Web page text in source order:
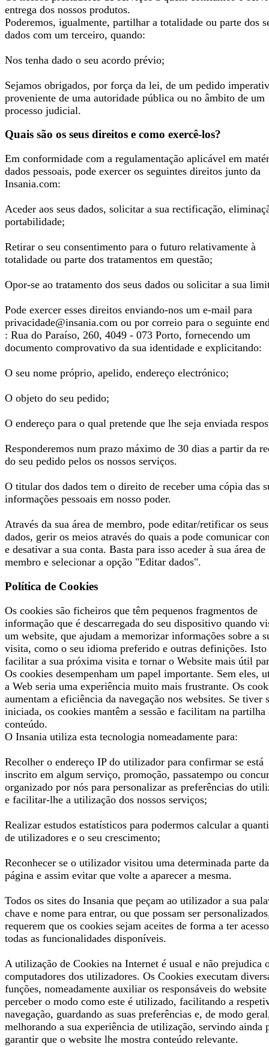
entrega dos nossos produtos.
Poderemos, igualmente, partilhar a totalidade ou parte dos
dados com um terceiro, quando:
Nos tenha dado o seu acordo prévio;
Sejamos obrigados, por força da lei, de um pedido
proveniente de uma autoridade pública ou no âmbito de um
processo judicial.
Quais são os seus direitos e como exercê-los?
Em conformidade com a regulamentação aplicável em
dados pessoais, pode exercer os seguintes direitos junto da
Insania.com:
Aceder aos seus dados, solicitar a sua rectificação,
portabilidade;
Retirar o seu consentimento para o futuro relativamente à
totalidade ou parte dos tratamentos em questão;
Opor-se ao tratamento dos seus dados ou solicitar a sua
Pode exercer esses direitos enviando-nos um e-mail para
privacidade@insania.com ou por correio para o seguinte
: Rua do Paraíso, 260, 4049 - 073 Porto, fornecendo um
documento comprovativo da sua identidade e explicitando:
O seu nome próprio, apelido, endereço electrónico;
O objeto do seu pedido;
O endereço para o qual pretende que lhe seja enviada
Responderemos num prazo máximo de 30 dias a partir da
do seu pedido pelos os nossos serviços.
O titular dos dados tem o direito de receber uma cópia das
informações pessoais em nosso poder.
Através da sua área de membro, pode editar/retificar os seus
dados, gerir os meios através do quais a pode comunicar
e desativar a sua conta. Basta para isso aceder à sua área de
membro e selecionar a opção "Editar dados".
Política de Cookies
Os cookies são ficheiros que têm pequenos fragmentos de
informação que é descarregada do seu dispositivo quando
um website, que ajudam a memorizar informações sobre a
visita, como o seu idioma preferido e outras definições. Isto
facilitar a sua próxima visita e tornar o Website mais útil
Os cookies desempenham um papel importante. Sem eles,
a Web seria uma experiência muito mais frustrante. Os
aumentam a eficiência da navegação nos websites. Se tiver
iniciada, os cookies mantêm a sessão e facilitam na partilha
conteúdo.
O Insania utiliza esta tecnologia nomeadamente para:
Recolher o endereço IP do utilizador para confirmar se está
inscrito em algum serviço, promoção, passatempo ou
organizado por nós para personalizar as preferências do
e facilitar-lhe a utilização dos nossos serviços;
Realizar estudos estatísticos para podermos calcular a
de utilizadores e o seu crescimento;
Reconhecer se o utilizador visitou uma determinada parte da
página e assim evitar que volte a aparecer a mesma.
Todos os sites do Insania que peçam ao utilizador a sua
chave e nome para entrar, ou que possam ser
requerem que os cookies sejam aceites de forma a ter
todas as funcionalidades disponíveis.
A utilização de Cookies na Internet é usual e não prejudica
computadores dos utilizadores. Os Cookies executam
funções, nomeadamente auxiliar os responsáveis do website
perceber o modo como este é utilizado, facilitando a
navegação, guardando as suas preferências e, de modo
melhorando a sua experiência de utilização, servindo ainda
garantir que o website lhe mostra conteúdo relevante.